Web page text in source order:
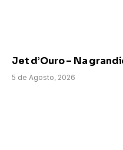
Jet d’Ouro – Na
5 de Agosto, 2026